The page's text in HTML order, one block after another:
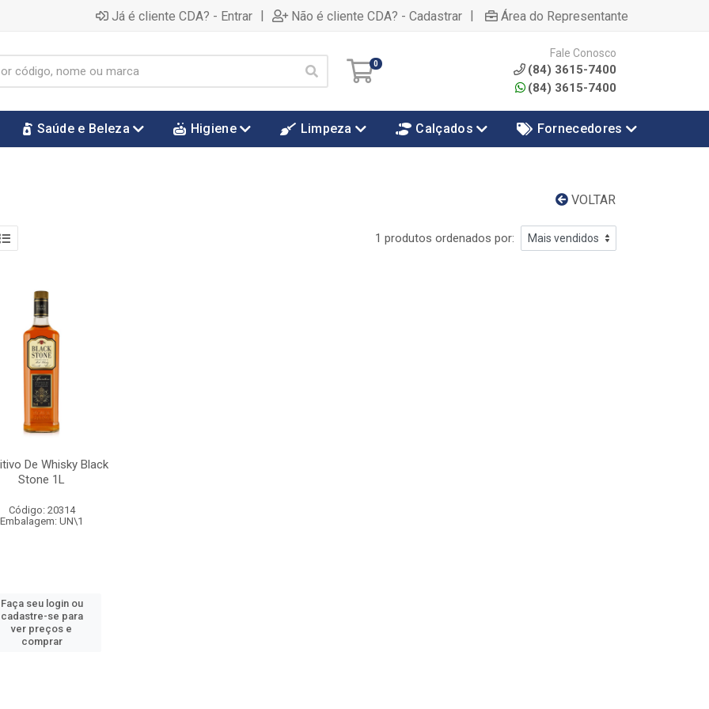
Já é cliente CDA? - Entrar | Não é cliente CDA? - Cadastrar | Área do Representante
0
Fale Conosco
(84) 3615-7400
(84) 3615-7400
Saúde e Beleza Higiene Limpeza Calçados Fornecedores
VOLTAR
1 produtos ordenados por:
De Whisky Black
Stone 1L
Código: 20314
Embalagem: UN\1
Faça seu login ou
cadastre-se para
ver preços e
comprar